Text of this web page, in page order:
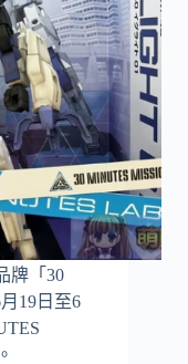
牌「30
19日至6